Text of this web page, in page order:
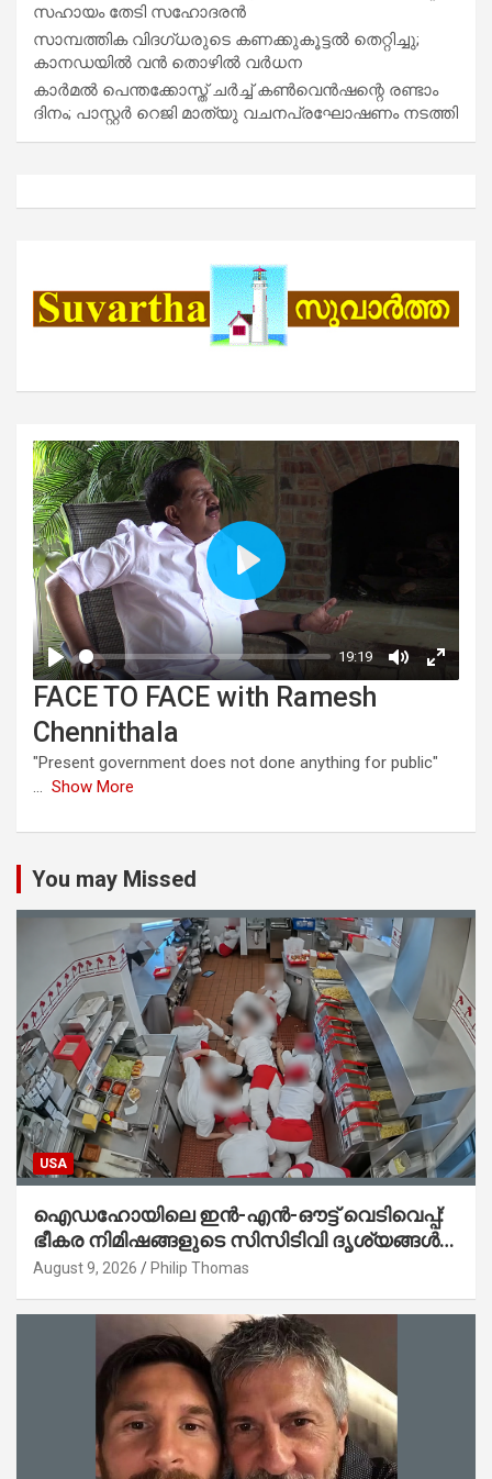
സഹായം തേടി സഹോദരൻ
സാമ്പത്തിക വിദഗ്ധരുടെ കണക്കുകൂട്ടൽ തെറ്റിച്ചു;
കാനഡയിൽ വൻ തൊഴിൽ വർധന
കാർമൽ പെന്തക്കോസ്ത് ചർച്ച് കൺവെൻഷന്റെ രണ്ടാം
ദിനം; പാസ്റ്റർ റെജി മാത്യു വചനപ്രഘോഷണം നടത്തി
FACE TO FACE with Ramesh
Chennithala
"Present government does not done anything for public"
... Show More
You may Missed
USA
ഐഡഹോയിലെ ഇൻ-എൻ-ഔട്ട് വെടിവെപ്പ്:
ഭീകര നിമിഷങ്ങളുടെ സിസിടിവി ദൃശ്യങ്ങൾ
പുറത്ത്; ആക്രമണത്തിന് പിന്നിലെ കാരണം
August 9, 2026 Philip Thomas